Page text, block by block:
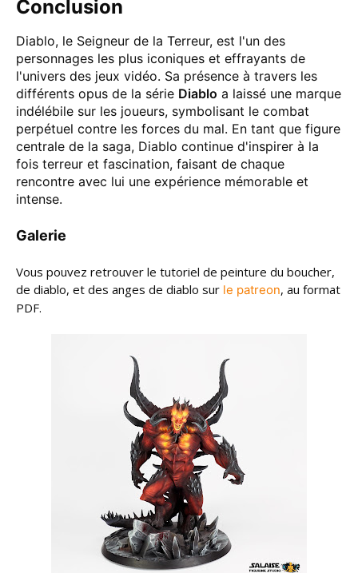
Conclusion
Diablo, le Seigneur de la Terreur, est l'un des
personnages les plus iconiques et effrayants de
l'univers des jeux vidéo. Sa présence à travers les
différents opus de la série Diablo a laissé une marque
indélébile sur les joueurs, symbolisant le combat
perpétuel contre les forces du mal. En tant que figure
centrale de la saga, Diablo continue d'inspirer à la
fois terreur et fascination, faisant de chaque
rencontre avec lui une expérience mémorable et
intense.
Galerie
Vous pouvez retrouver le tutoriel de peinture du boucher,
de diablo, et des anges de diablo sur le patreon, au format
PDF.